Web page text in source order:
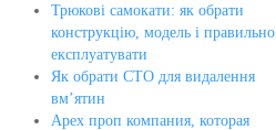
Трюкові самокати: як обрати
конструкцію, модель і правильно
експлуатувати
Як обрати СТО для видалення
вм’ятин
Apex проп компания, которая